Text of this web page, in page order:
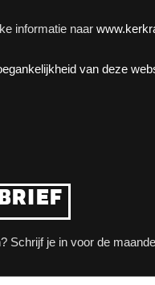
informatie naar
van deze
Schrijf je in voor de